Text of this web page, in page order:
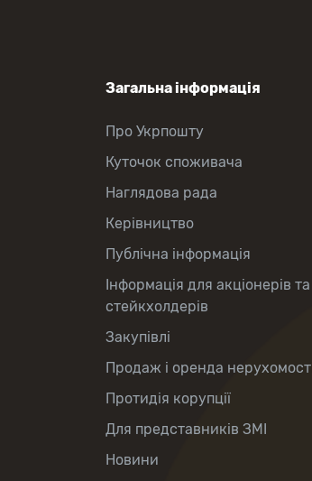
Загальна інформація
Про Укрпошту
Куточок споживача
Наглядова рада
Керівництво
Публічна інформація
Інформація для акціонерів та
стейкхолдерів
Закупівлі
Продаж і оренда
Протидія корупції
Для представників ЗМІ
Новини